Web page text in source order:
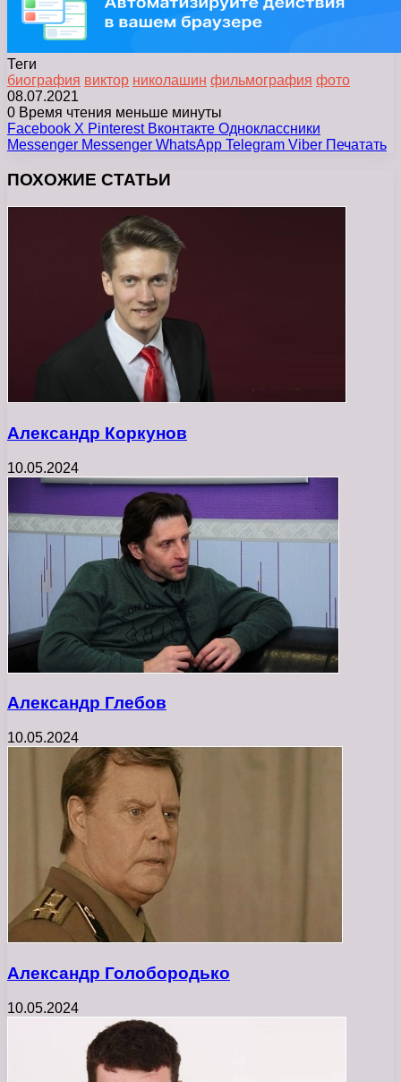
Теги
биография виктор николашин фильмография фото
08.07.2021
0 Время чтения меньше минуты
Facebook X Pinterest Вконтакте Одноклассники
Messenger Messenger WhatsApp Telegram Viber Печатать
ПОХОЖИЕ СТАТЬИ
Александр Коркунов
10.05.2024
Александр Глебов
10.05.2024
Александр Голобородько
10.05.2024